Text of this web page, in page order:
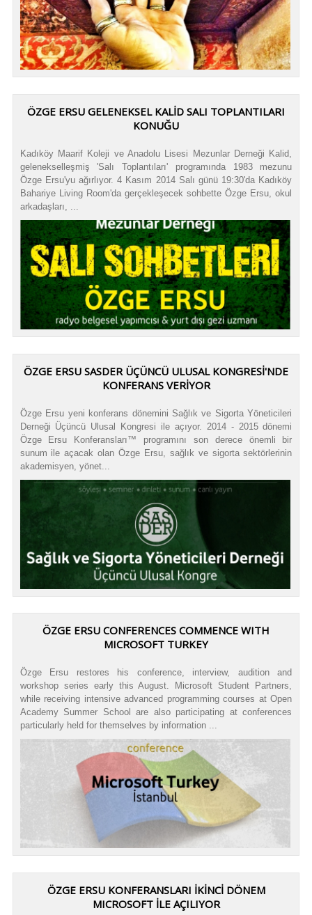
ÖZGE ERSU GELENEKSEL KALİD SALI TOPLANTILARI
KONUĞU
Kadıköy Maarif Koleji ve Anadolu Lisesi Mezunlar Derneği Kalid,
gelenekselleşmiş 'Salı Toplantıları' programında 1983 mezunu
Özge Ersu'yu ağırlıyor. 4 Kasım 2014 Salı günü 19:30'da Kadıköy
Bahariye Living Room'da gerçekleşecek sohbette Özge Ersu, okul
arkadaşları, ...
ÖZGE ERSU SASDER ÜÇÜNCÜ ULUSAL KONGRESİ'NDE
KONFERANS VERİYOR
Özge Ersu yeni konferans dönemini Sağlık ve Sigorta Yöneticileri
Derneği Üçüncü Ulusal Kongresi ile açıyor. 2014 - 2015 dönemi
Özge Ersu Konferansları™ programını son derece önemli bir
sunum ile açacak olan Özge Ersu, sağlık ve sigorta sektörlerinin
akademisyen, yönet...
ÖZGE ERSU CONFERENCES COMMENCE WITH
MICROSOFT TURKEY
Özge Ersu restores his conference, interview, audition and
workshop series early this August. Microsoft Student Partners,
while receiving intensive advanced programming courses at Open
Academy Summer School are also participating at conferences
particularly held for themselves by information ...
ÖZGE ERSU KONFERANSLARI İKİNCİ DÖNEM
MICROSOFT İLE AÇILIYOR